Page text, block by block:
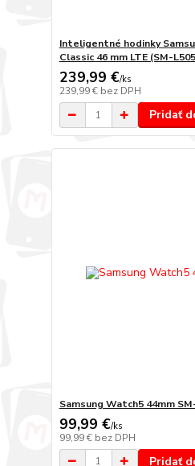
Inteligentné hodinky
Classic 46 mm LTE (SM-
239,99 €/ks
239,99 € bez DPH
Pridať
Samsung Watch5 44mm
99,99 €/ks
99,99 € bez DPH
Pridať